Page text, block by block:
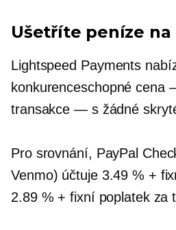
Ušetříte peníze
Lightspeed Payments
konkurenceschopnécena
transakce — sžádné
Pro srovnání, PayPal
Venmo) účtuje 3.49 % +
2.89 % + fixní poplatek za